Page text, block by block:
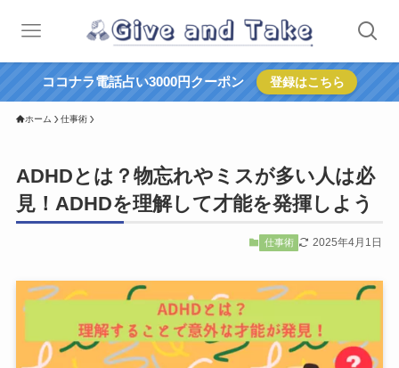
ココナラ電話占い3000円クーポン 登録はこちら
ホーム 仕事術
ADHDとは？物忘れやミスが多い人は必
見！ADHDを理解して才能を発揮しよう
仕事術 2025年4月1日